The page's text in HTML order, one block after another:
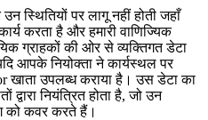
स्थितियों पर लागू नहीं होती जहाँ
करता है और हमारी वाणिज्यिक
ग्राहकों की ओर से व्यक्तिगत डेटा
आपके नियोक्ता ने कार्यस्थल पर
उपलब्ध कराया है। उस डेटा का
द्वारा नियंत्रित होता है, जो उन
कवर करते हैं।